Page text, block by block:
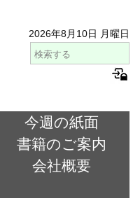
2026年8月10日 月曜日
今週の紙面
書籍のご案内
会社概要